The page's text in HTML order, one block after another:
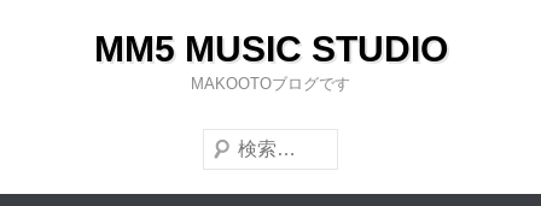
MM5 MUSIC STUDIO
MAKOOTOブログです
検
索